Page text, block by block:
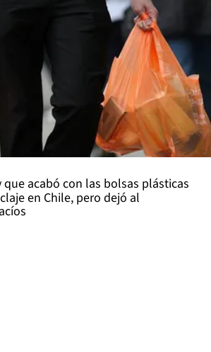
que acabó con las bolsas plásticas
en Chile, pero dejó al